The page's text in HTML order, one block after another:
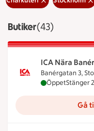
ButikerVisar 43
(43)
ICA Nära Banér
Banérgatan 3,
ICA Nära
ÖppetStänger
Gå